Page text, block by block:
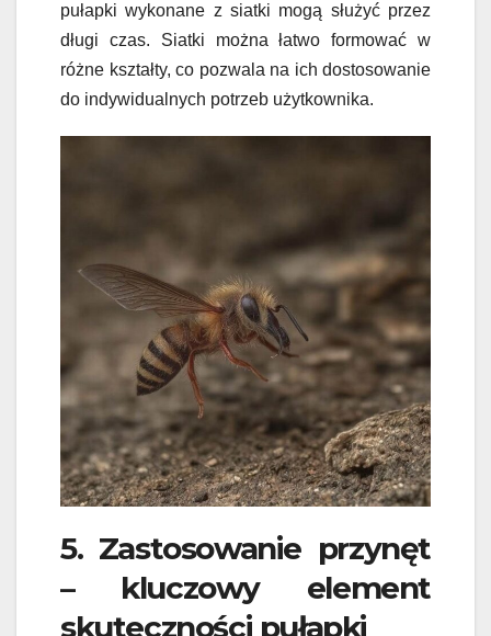
pułapki wykonane z siatki mogą służyć przez
długi czas. Siatki można łatwo formować w
różne kształty, co pozwala na ich dostosowanie
do indywidualnych potrzeb użytkownika.
5. Zastosowanie przynęt
– kluczowy element
skuteczności pułapki